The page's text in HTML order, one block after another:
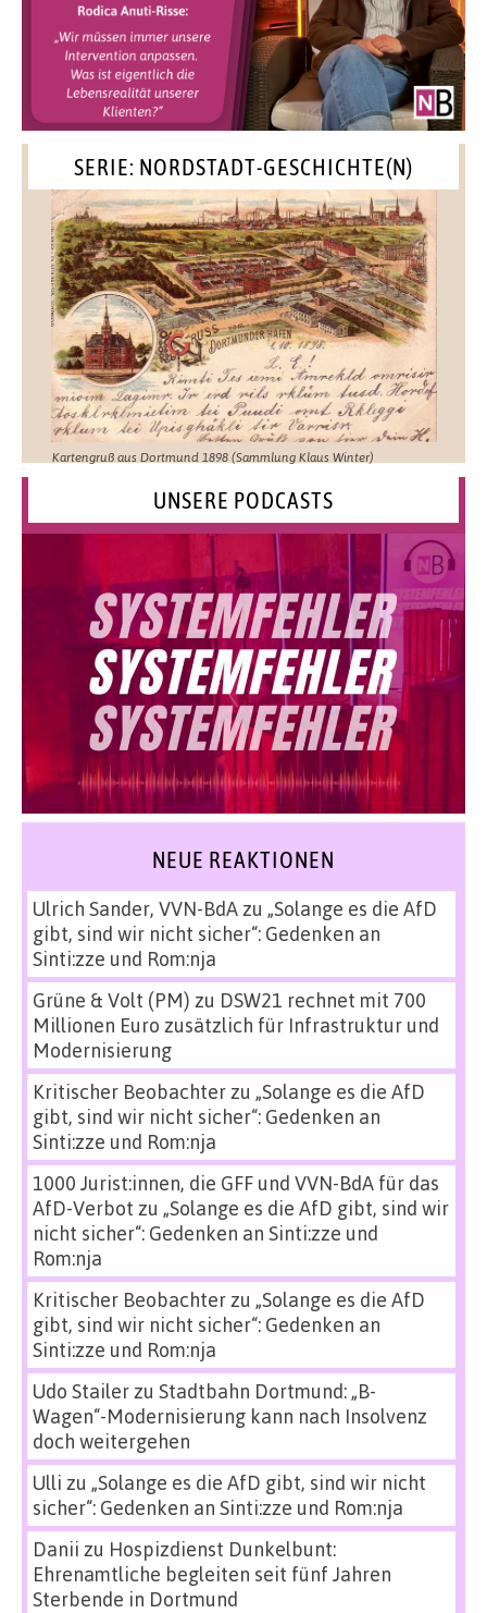
SERIE: NORDSTADT-GESCHICHTE(N)
Kartengruß aus Dortmund 1898 (Sammlung Klaus Winter)
UNSERE PODCASTS
NEUE REAKTIONEN
Ulrich Sander, VVN-BdAzu „Solange es die AfD
gibt, sind wir nicht sicher“: Gedenken an
Sinti:zze und Rom:nja
Grüne & Volt (PM) zu DSW21 rechnet mit 700
Millionen Euro zusätzlich für Infrastruktur und
Modernisierung
Kritischer Beobachterzu „Solange es die AfD
gibt, sind wir nicht sicher“: Gedenken an
Sinti:zze und Rom:nja
1000 Jurist:innen, die GFF und VVN-BdA für das
AfD-Verbot zu „Solange es die AfD gibt, sind wir
nicht sicher“: Gedenken an Sinti:zze und
Rom:nja
Kritischer Beobachterzu „Solange es die AfD
gibt, sind wir nicht sicher“: Gedenken an
Sinti:zze und Rom:nja
Udo Stailerzu Stadtbahn Dortmund: „B-
Wagen“-Modernisierung kann nach Insolvenz
doch weitergehen
Ulli zu „Solange es die AfD gibt, sind wir nicht
sicher“: Gedenken an Sinti:zze und Rom:nja
Danii zu Hospizdienst Dunkelbunt:
Ehrenamtliche begleiten seit fünf Jahren
Sterbende in Dortmund